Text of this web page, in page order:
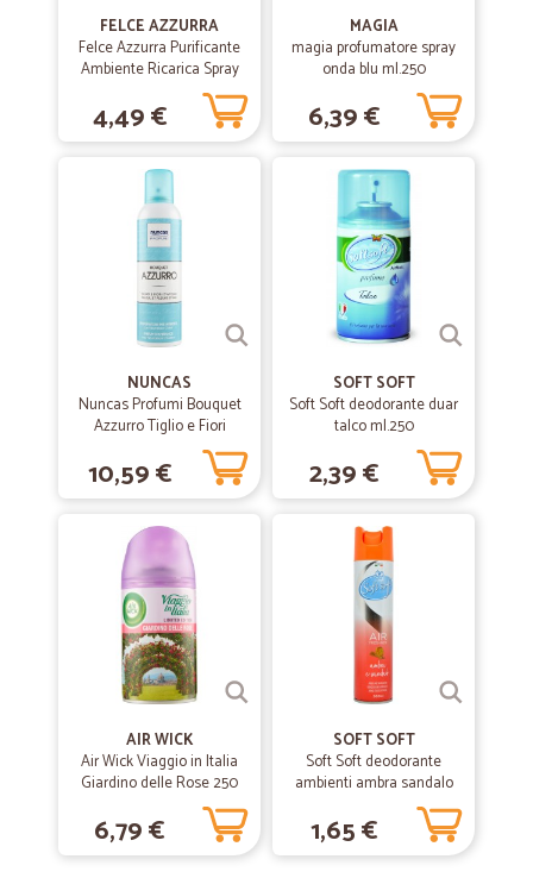
—Marina A.
servizio ottimo
servizio ottimo - forse eccessive le spese accessorie
—
la merce è ottima
la merce è ottima , molto fresca e confezionata splendidamente ,ed è
consegnata entro 24 /48 ore dall' ordine.
FELCE AZZURRA
Felce Azzurra Purificante
Ambiente Ricarica Spray
Compatibile note di pino
bianco e lavanda 250 ml.
4,49 €
MAGIA
magia profumatore spray
onda blu ml.250
6,39 €
NUNCAS
Nuncas Profumi Bouquet
Azzurro Tiglio e Fiori
d'Acqua Profumatore per
Ambienti 250 ml
10,59 €
SOFT SOFT
Soft Soft deodorante duar
talco ml.250
2,39 €
AIR WICK
Air Wick Viaggio in Italia
Giardino delle Rose 250
6,79 €
SOFT SOFT
Soft Soft deodorante
ambienti ambra sandalo
1,65 €